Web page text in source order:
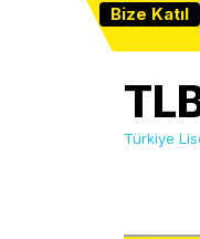
Bize Katıl
Türkiye